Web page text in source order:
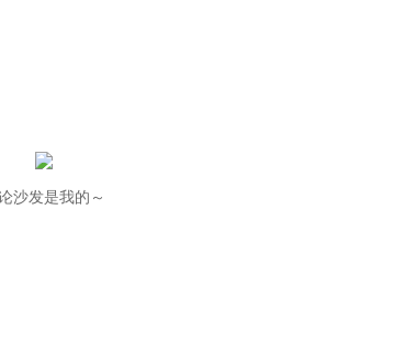
沙发是我的～